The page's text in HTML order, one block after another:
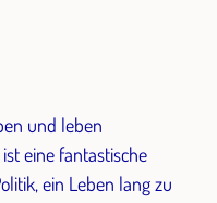
und leben
eine fantastische
ein Leben lang zu